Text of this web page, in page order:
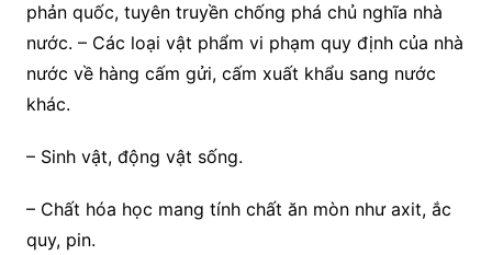
phản quốc, tuyên truyền chống phá chủ nghĩa nhà
nước. – Các loại vật phẩm vi phạm quy định của nhà
nước về hàng cấm gửi, cấm xuất khẩu sang nước
khác.
– Sinh vật, động vật sống.
– Chất hóa học mang tính chất ăn mòn như axit, ắc
quy, pin.